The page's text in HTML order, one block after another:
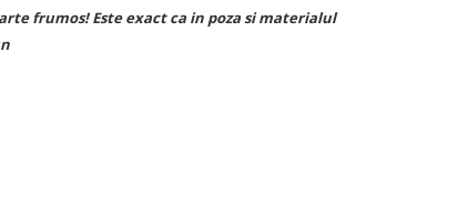
Sunt superbe! Le ador. ❤️